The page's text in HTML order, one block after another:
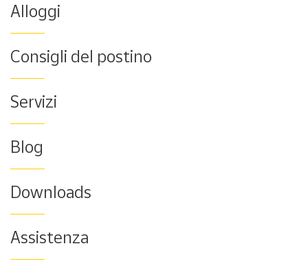
Alloggi
Consigli del postino
Servizi
Blog
Downloads
Assistenza